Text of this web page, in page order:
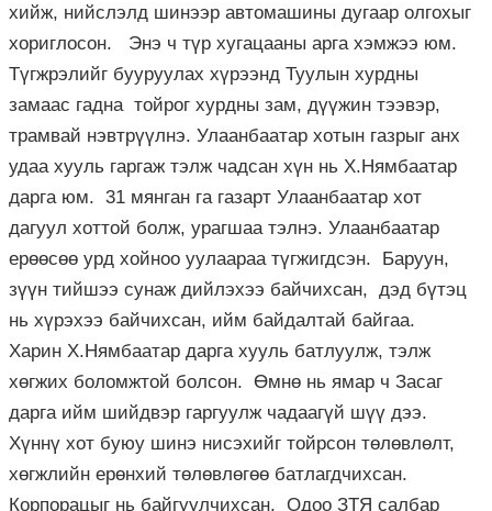
хийж, нийслэлд шинээр автомашины дугаар олгохыг
хориглосон. Энэ ч түр хугацааны арга хэмжээ юм.
Түгжрэлийг бууруулах хүрээнд Туулын хурдны
замаас гадна тойрог хурдны зам, дүүжин тээвэр,
трамвай нэвтрүүлнэ. Улаанбаатар хотын газрыг анх
удаа хууль гаргаж тэлж чадсан хүн нь Х.Нямбаатар
дарга юм. 31 мянган га газарт Улаанбаатар хот
дагуул хоттой болж, урагшаа тэлнэ. Улаанбаатар
ерөөсөө урд хойноо уулаараа түгжигдсэн. Баруун,
зүүн тийшээ сунаж дийлэхээ байчихсан, дэд бүтэц
нь хүрэхээ байчихсан, ийм байдалтай байгаа.
Харин Х.Нямбаатар дарга хууль батлуулж, тэлж
хөгжих боломжтой болсон. Өмнө нь ямар ч Засаг
дарга ийм шийдвэр гаргуулж чадаагүй шүү дээ.
Хүннү хот буюу шинэ нисэхийг тойрсон төлөвлөлт,
хөгжлийн ерөнхий төлөвлөгөө батлагдчихсан.
Корпорацыг нь байгуулчихсан. Одоо ЗТЯ салбар